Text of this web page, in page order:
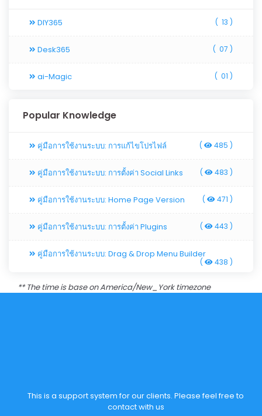
DIY365 ( 13 )
Desk365 ( 07 )
ai-Magic ( 01 )
Popular Knowledge
คู่มือการใช้งานระบบ: การแก้ไขโปรไฟล์ ( 485 )
คู่มือการใช้งานระบบ: การตั้งค่า Social Links ( 483 )
คู่มือการใช้งานระบบ: Home Page Version ( 471 )
คู่มือการใช้งานระบบ: การตั้งค่า Plugins ( 443 )
คู่มือการใช้งานระบบ: Drag & Drop Menu Builder
( 438 )
** The time is base on America/New_York timezone
This is a support system for our clients. Please feel free to
contact with us